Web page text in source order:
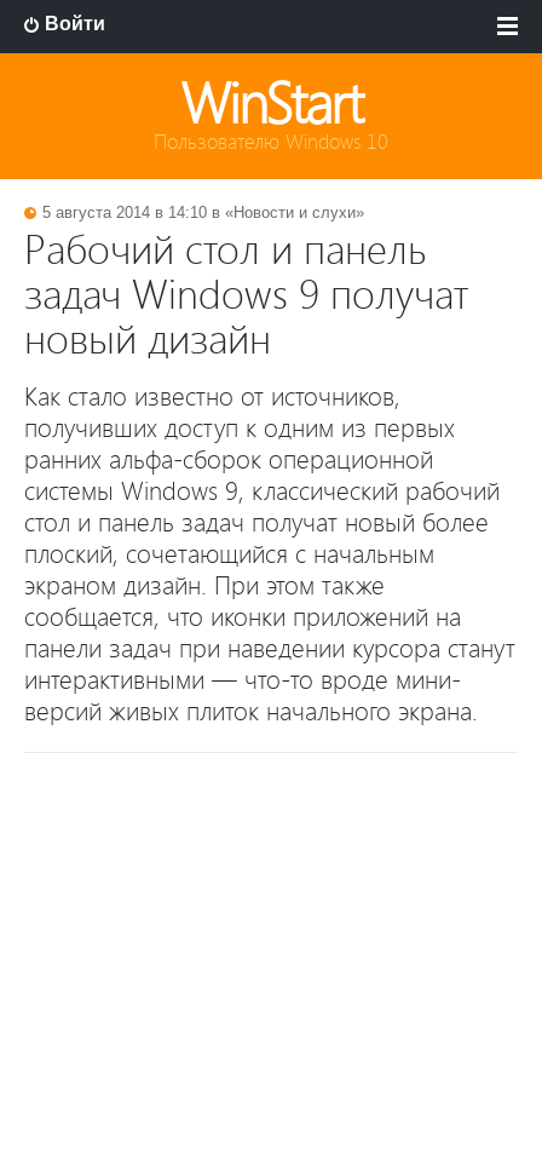
Войти
WinStart
Пользователю Windows 10
5 августа 2014 в 14:10 в «Новости и слухи»
Рабочий стол и панель
задач Windows 9 получат
новый дизайн
Как стало известно от источников,
получивших доступ к одним из первых
ранних альфа-сборок операционной
системы Windows 9, классический рабочий
стол и панель задач получат новый более
плоский, сочетающийся с начальным
экраном дизайн. При этом также
сообщается, что иконки приложений на
панели задач при наведении курсора станут
интерактивными — что-то вроде мини-
версий живых плиток начального экрана.